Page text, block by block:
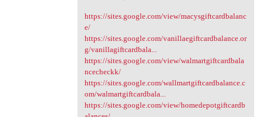
https://sites.google.com/view/macysgiftcardbalanc
e/
https://sites.google.com/vanillaegiftcardbalance.or
g/vanillagiftcardbala...
https://sites.google.com/view/walmartgiftcardbala
ncecheckk/
https://sites.google.com/wallmartgiftcardbalance.c
om/walmartgiftcardbala...
https://sites.google.com/view/homedepotgiftcardb